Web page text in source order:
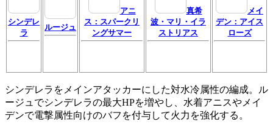
シンデレ
ラ
ルージュ
アニ
ス：スパークリ
ングサマー
真希
波・マリ・イラ
ストリアス
メイ
デン：アイス
ローズ
シンデレラをメインアタッカーにした対水冷属性の編成。ル
ージュでシンデレラの最大HPを増やし、水着アニスやメイ
デンで電撃属性向けのバフを付与して火力を強化する。